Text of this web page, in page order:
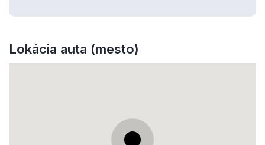
Lokácia auta (mesto)